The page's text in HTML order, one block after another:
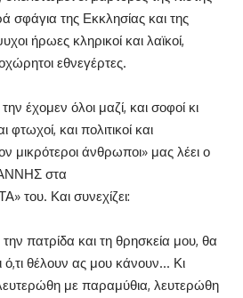
σφάγια της Εκκλησίας και της
ήρωες κληρικοί και λαϊκοί,
εθνεγέρτες.
έχομεν όλοι μαζί, και σοφοί κι
φτωχοί, και πολιτικοί και
μικρότεροι άνθρωποι» μας λέει ο
στα
Και συνεχίζει:
πατρίδα και τη θρησκεία μου, θα
θέλουν ας μου κάνουν… Κι
με παραμύθια, λευτερώθη